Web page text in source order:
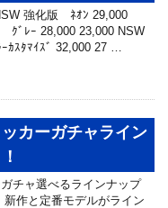
強化版 ﾈｵﾝ 29,000
ｸﾞﾚｰ 28,000 23,000 NSW
ｽﾀﾏｲｽﾞ 32,000 27 …
カーガチャライン
チャ選べるラインナップ
作と定番モデルがライン